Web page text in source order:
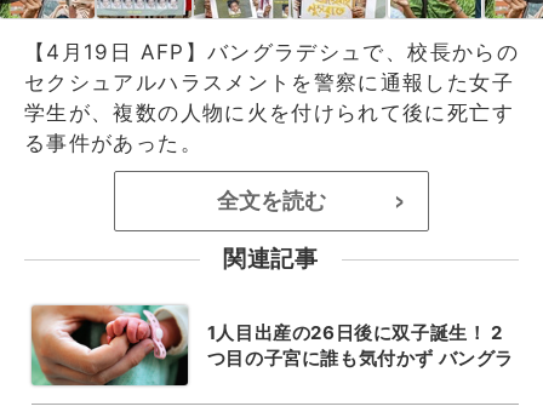
【4月19日 AFP】バングラデシュで、校長からの
セクシュアルハラスメントを警察に通報した女子
学生が、複数の人物に火を付けられて後に死亡す
る事件があった。
全文を読む >
関連記事
1人目出産の26日後に双子誕生！ 2
つ目の子宮に誰も気付かず バングラ